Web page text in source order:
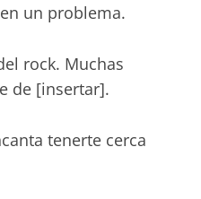
un problema.
rock. Muchas
de [insertar].
tenerte cerca